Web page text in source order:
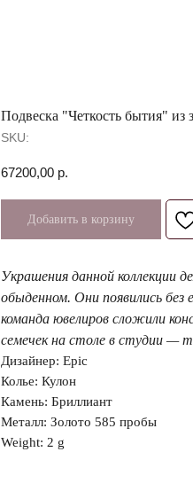
Подвеска "Четкость бытия"
SKU:
67200,00 р.
Добавить в корзину
Украшения данной коллекции
обыденном. Они появились без
команда ювелиров сложили
семечек на столе в студии —
Дизайнер: Epic
Колье: Кулон
Камень: Бриллиант
Металл: Золото 585 пробы
Weight: 2 g